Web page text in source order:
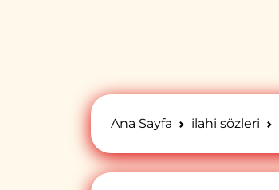
Ana Sayfa ilahi sözleri